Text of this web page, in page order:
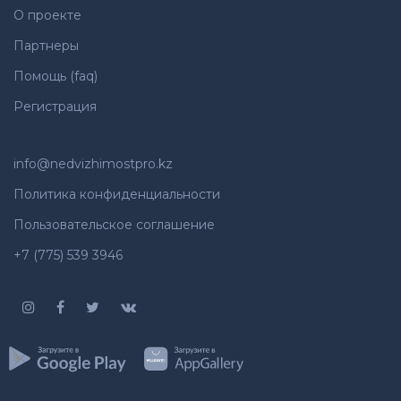
О проекте
Партнеры
Помощь (faq)
Регистрация
info@nedvizhimostpro.kz
Политика конфиденциальности
Пользовательское соглашение
+7 (775) 539 3946